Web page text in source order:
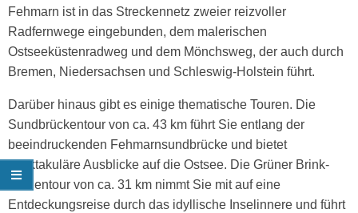
Fehmarn ist in das Streckennetz zweier reizvoller
Radfernwege eingebunden, dem malerischen
Ostseeküstenradweg und dem Mönchsweg, der auch durch
Bremen, Niedersachsen und Schleswig-Holstein führt.
Darüber hinaus gibt es einige thematische Touren. Die
Sundbrückentour von ca. 43 km führt Sie entlang der
beeindruckenden Fehmarnsundbrücke und bietet
spektakuläre Ausblicke auf die Ostsee. Die Grüner Brink-
Binnentour von ca. 31 km nimmt Sie mit auf eine
Entdeckungsreise durch das idyllische Inselinnere und führt